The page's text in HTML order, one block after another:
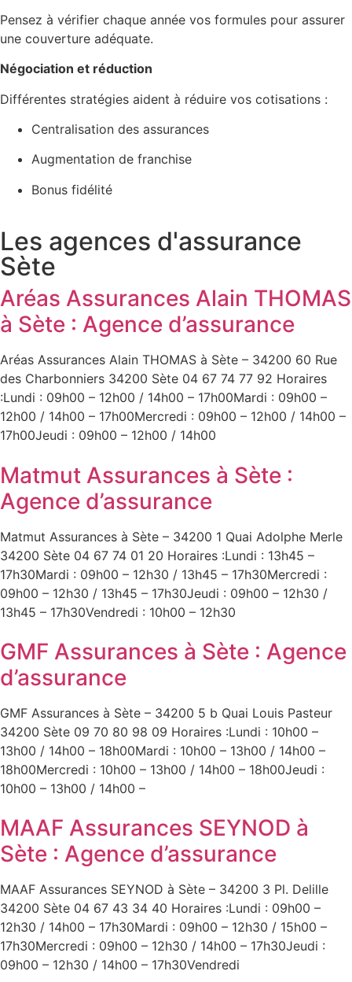
Pensez à vérifier chaque année vos formules pour assurer
une couverture adéquate.
Négociation et réduction
Différentes stratégies aident à réduire vos cotisations :
Centralisation des assurances
Augmentation de franchise
Bonus fidélité
Les agences d'assurance
Sète
Aréas Assurances Alain THOMAS
à Sète : Agence d’assurance
Aréas Assurances Alain THOMAS à Sète – 34200 60 Rue
des Charbonniers 34200 Sète 04 67 74 77 92 Horaires
:Lundi : 09h00 – 12h00 / 14h00 – 17h00Mardi : 09h00 –
12h00 / 14h00 – 17h00Mercredi : 09h00 – 12h00 / 14h00 –
17h00Jeudi : 09h00 – 12h00 / 14h00
Matmut Assurances à Sète :
Agence d’assurance
Matmut Assurances à Sète – 34200 1 Quai Adolphe Merle
34200 Sète 04 67 74 01 20 Horaires :Lundi : 13h45 –
17h30Mardi : 09h00 – 12h30 / 13h45 – 17h30Mercredi :
09h00 – 12h30 / 13h45 – 17h30Jeudi : 09h00 – 12h30 /
13h45 – 17h30Vendredi : 10h00 – 12h30
GMF Assurances à Sète : Agence
d’assurance
GMF Assurances à Sète – 34200 5 b Quai Louis Pasteur
34200 Sète 09 70 80 98 09 Horaires :Lundi : 10h00 –
13h00 / 14h00 – 18h00Mardi : 10h00 – 13h00 / 14h00 –
18h00Mercredi : 10h00 – 13h00 / 14h00 – 18h00Jeudi :
10h00 – 13h00 / 14h00 –
MAAF Assurances SEYNOD à
Sète : Agence d’assurance
MAAF Assurances SEYNOD à Sète – 34200 3 Pl. Delille
34200 Sète 04 67 43 34 40 Horaires :Lundi : 09h00 –
12h30 / 14h00 – 17h30Mardi : 09h00 – 12h30 / 15h00 –
17h30Mercredi : 09h00 – 12h30 / 14h00 – 17h30Jeudi :
09h00 – 12h30 / 14h00 – 17h30Vendredi